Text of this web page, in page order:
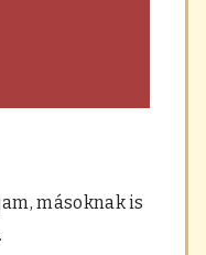
másoknak is